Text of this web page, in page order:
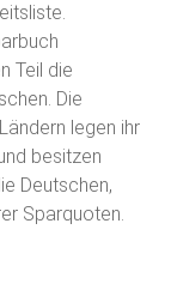
Teil die
Die
legen ihr
besitzen
Deutschen,
Sparquoten.